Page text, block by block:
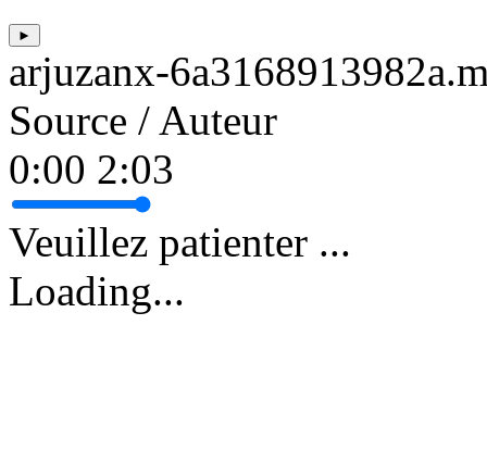
►
arjuzanx-
Source / Auteur
0:00 2:03
Veuillez patienter ...
Loading...